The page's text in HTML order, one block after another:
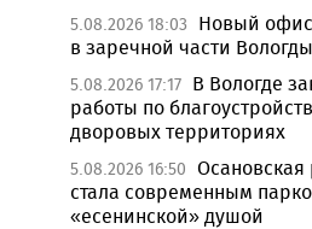
5.08.2026 18:03
Новый
в заречной части Вологды
5.08.2026 17:17 В Вологде
работы по
дворовых территориях
5.08.2026 16:50 Осановская
стала современным
«есенинской» душой